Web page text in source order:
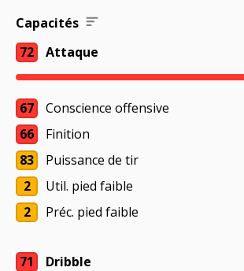
Capacités
72
Attaque
67
Conscience offensive
66
Finition
83
Puissance de tir
2
Util. pied faible
2
Préc. pied faible
71 Dribble